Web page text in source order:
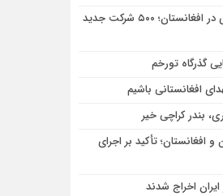
افزایش چشمگیر شرکت‌های گردشگری در افغانستان؛ ۵۰۰ شرکت جدید
گذرگاه تورخم
افغانستانی باشیم
بندر کراچی خیر
تأکید بر اجرای
اخراج شدند